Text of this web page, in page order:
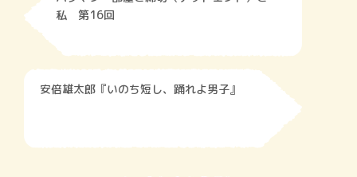
私 第16回
安倍雄太郎『いのち短し、踊れよ男子』